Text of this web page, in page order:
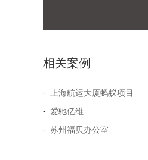
相关案例
- 上海航运大厦蚂蚁项目
- 爱驰亿维
- 苏州福贝办公室